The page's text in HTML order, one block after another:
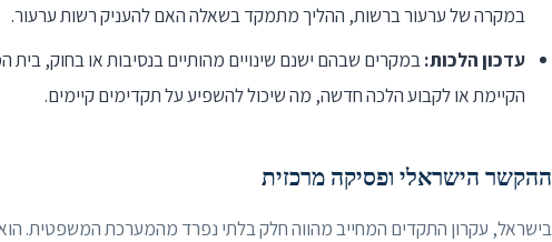
במקרה של ערעור ברשות, ההליך מתמקד בשאלה האם להעניק רשות ערעור.
עדכון הלכות: במקרים שבהם ישנם שינויים מהותיים בנסיבות או בחוק,
הקיימת או לקבוע הלכה חדשה, מה שיכול להשפיע על תקדימים קיימים.
ההקשר הישראלי ופסיקה מרכזית
בישראל, עקרון התקדים המחייב מהווה חלק בלתי נפרד מהמערכת המשפטית. הוא